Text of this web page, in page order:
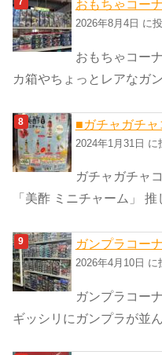
おもちゃコー
2026年8月4日 に
おもちゃコー
カ箱やちょっとレアなガ
■ガチャガチ
2024年1月31日 に
ガチャガチャ
「美酢 ミニチャーム」
ガンプラコー
2026年4月10日 に
ガンプラコー
ギッシリにガンプラが並